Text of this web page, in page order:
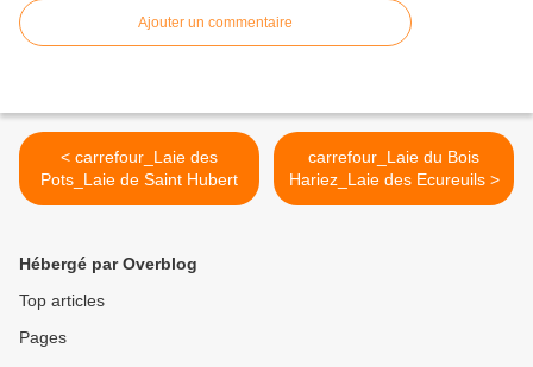
Ajouter un commentaire
< carrefour_Laie des
Pots_Laie de Saint Hubert
carrefour_Laie du Bois
Hariez_Laie des Ecureuils >
Hébergé par Overblog
Top articles
Pages